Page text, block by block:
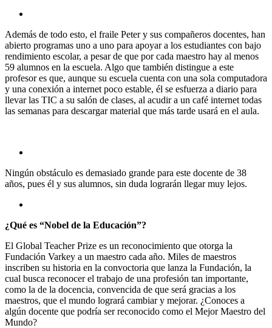
Además de todo esto, el fraile Peter y sus compañeros docentes, han
abierto programas uno a uno para apoyar a los estudiantes con bajo
rendimiento escolar, a pesar de que por cada maestro hay al menos
59 alumnos en la escuela. Algo que también distingue a este
profesor es que, aunque su escuela cuenta con una sola computadora
y una conexión a internet poco estable, él se esfuerza a diario para
llevar las TIC a su salón de clases, al acudir a un café internet todas
las semanas para descargar material que más tarde usará en el aula.
Ningún obstáculo es demasiado grande para este docente de 38
años, pues él y sus alumnos, sin duda lograrán llegar muy lejos.
¿Qué es “Nobel de la Educación”?
El Global Teacher Prize es un reconocimiento que otorga la
Fundación Varkey a un maestro cada año. Miles de maestros
inscriben su historia en la convoctoria que lanza la Fundación, la
cual busca reconocer el trabajo de una profesión tan importante,
como la de la docencia, convencida de que será gracias a los
maestros, que el mundo logrará cambiar y mejorar. ¿Conoces a
algún docente que podría ser reconocido como el Mejor Maestro del
Mundo?